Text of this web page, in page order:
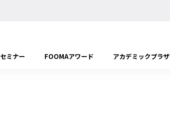
セミナー FOOMAアワード アカデミックプラザ